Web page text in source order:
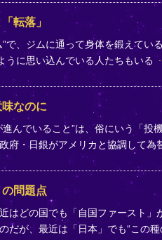
転落」
で、ジムに通って身体を鍛えてい
うに思い込んでいる人たちもいる
なのに
んでいること”は、俗にいう「投
府・日銀がアメリカと協調して為
問題点
はどの国でも「自国ファースト
だが、最近は「日本」でも“この種